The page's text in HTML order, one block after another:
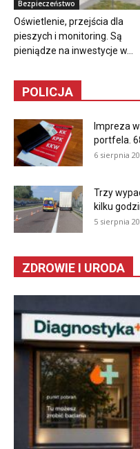
Bezpieczeństwo
Oświetlenie, przejścia dla
pieszych i monitoring. Są
pieniądze na inwestycje w...
POLICJA
Impreza
portfela.
6 sierpnia
Trzy
kilku
5 sierpnia
ZDROWIE I URODA